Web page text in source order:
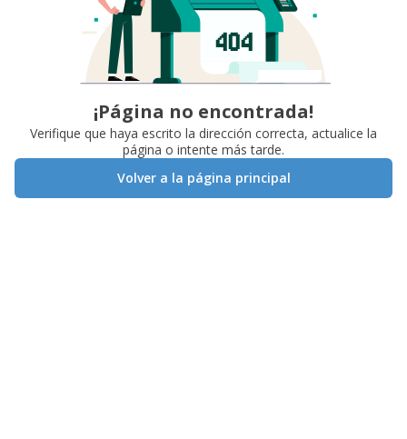
¡Página no encontrada!
Verifique que haya escrito la dirección correcta, actualice la
página o intente más tarde.